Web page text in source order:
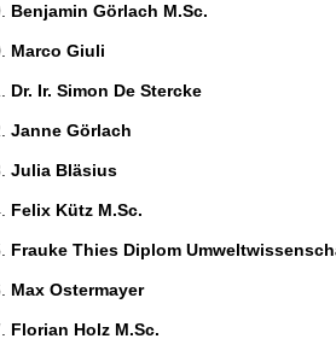
Benjamin Görlach M.Sc.
Marco Giuli
Dr. Ir. Simon De Stercke
Janne Görlach
Julia Bläsius
Felix Kütz M.Sc.
Frauke Thies Diplom
Max Ostermayer
Florian Holz M.Sc.